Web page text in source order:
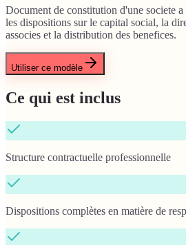
Document de constitution d'une societe
les dispositions sur le capital social, la
associes et la distribution des benefices.
Utiliser ce modèle
Ce qui est inclus
Structure contractuelle professionnelle
Dispositions complètes en matière de